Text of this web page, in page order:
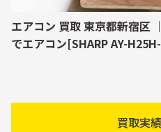
エアコン 買取 東京都新宿区
でエアコン[SHARP AY-
買取実